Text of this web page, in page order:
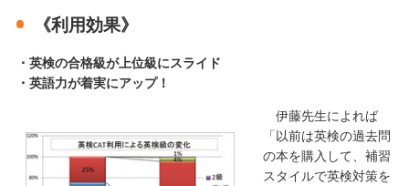
《利用効果》
・英検の合格級が上位級にスライド
・英語力が着実にアップ！
伊藤先生によれば
「以前は英検の過去問
の本を購入して、補習
スタイルで英検対策を